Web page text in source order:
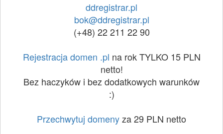
ddregistrar.pl
bok@ddregistrar.pl
(+48) 22 211 22 90
Rejestracja domen .pl na rok TYLKO 15 PLN
netto!
Bez haczyków i bez dodatkowych warunków
:)
Przechwytuj domenyza 29 PLN netto